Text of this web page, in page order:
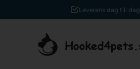
Leverans dag till dag